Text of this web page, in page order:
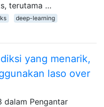
terutama …
deep-learning
yang menarik,
laso over
dalam Pengantar